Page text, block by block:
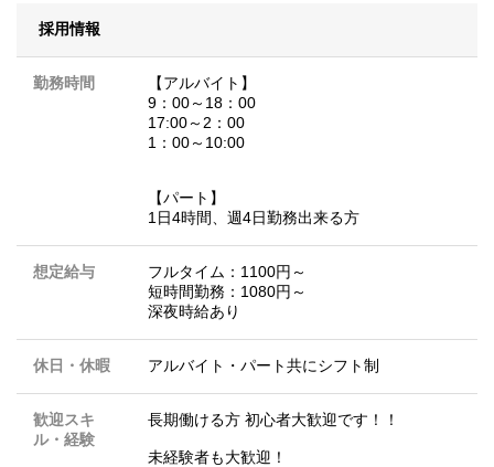
採用情報
勤務時間
【アルバイト】
9：00～18：00
17:00～2：00
1：00～10:00
【パート】
1日4時間、週4日勤務出来る方
想定給与
フルタイム：1100円～
短時間勤務：1080円～
深夜時給あり
休日・休暇 アルバイト・パート共にシフト制
歓迎スキ
ル・経験
長期働ける方 初心者大歓迎です！！
未経験者も大歓迎！